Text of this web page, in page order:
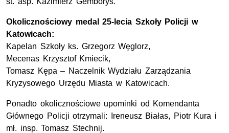
Okolicznościowy medal 25-lecia Szkoły Policji w
Katowicach:
Kapelan Szkoły ks. Grzegorz Węglorz,
Mecenas Krzysztof Kmiecik,
Tomasz Kępa – Naczelnik Wydziału Zarządzania
Kryzysowego Urzędu Miasta w Katowicach.
Ponadto okolicznościowe upominki od Komendanta
Głównego Policji otrzymali: Ireneusz Białas, Piotr Kura i
mł. insp. Tomasz Stechnij.